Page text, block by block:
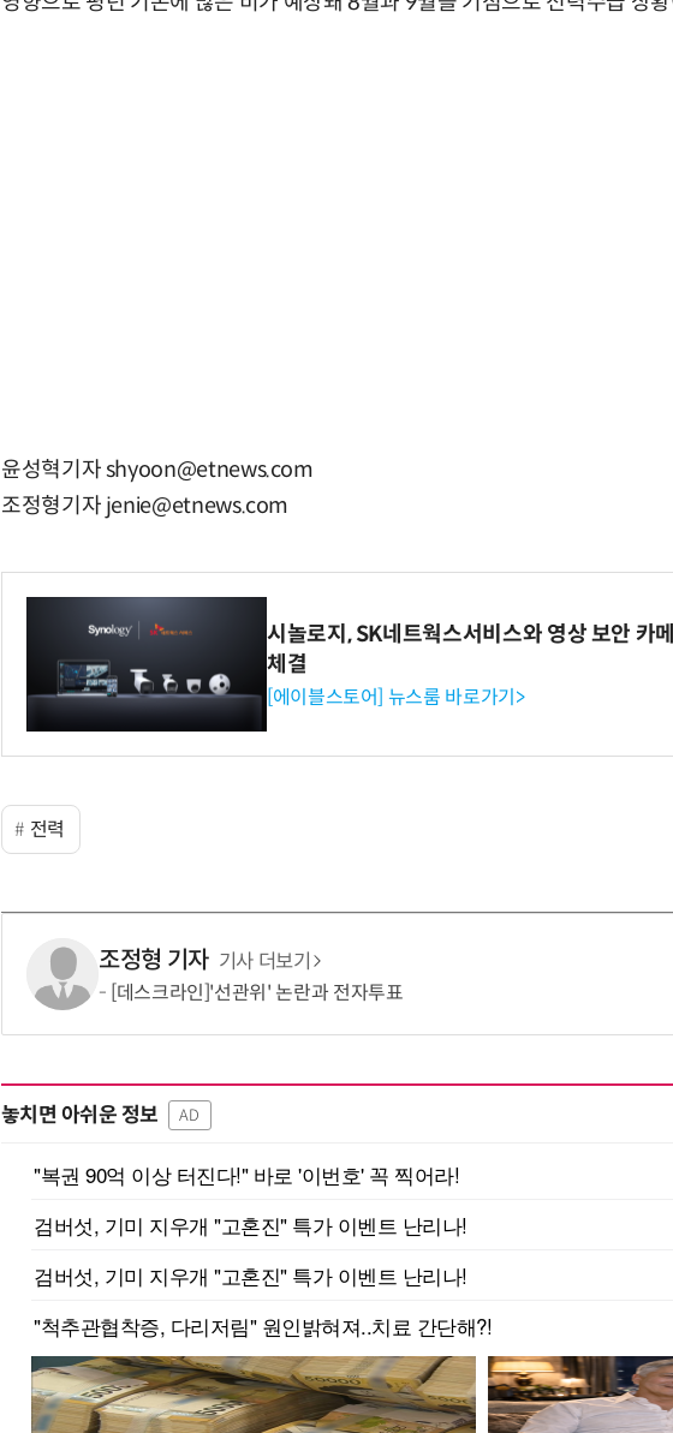
윤성혁기자 shyoon@etnews.com
조정형기자 jenie@etnews.com
시놀로지, SK네트웍스서비스와 영상 보안 카
체결
[에이블스토어] 뉴스룸 바로가기>
전력
조정형 기자 기사 더보기
[데스크라인]'선관위' 논란과 전자투표
놓치면 아쉬운 정보 AD